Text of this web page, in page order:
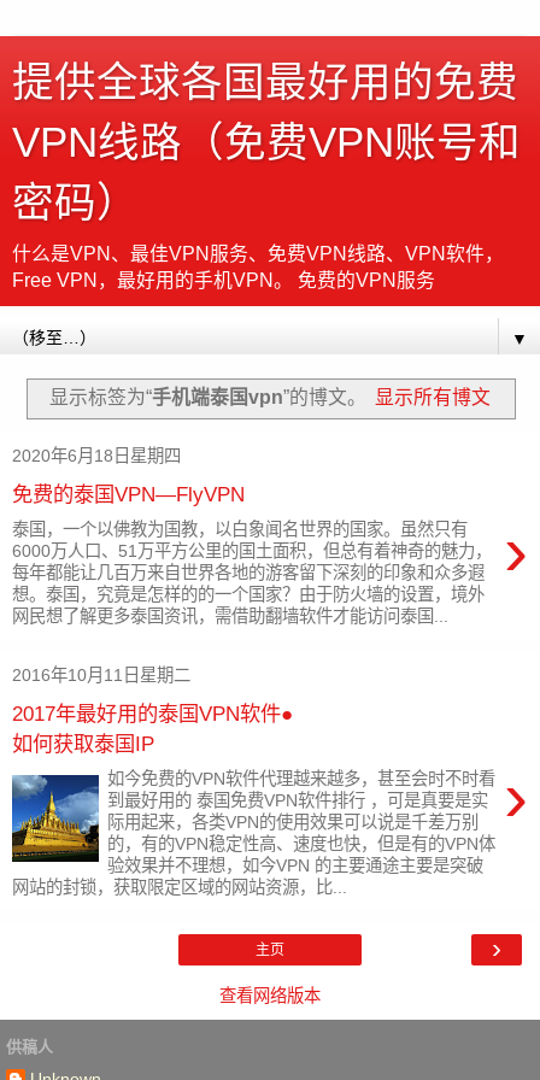
提供全球各国最好用的免费
VPN线路（免费VPN账号和
密码）
什么是VPN、最佳VPN服务、免费VPN线路、VPN软件，
Free VPN，最好用的手机VPN。 免费的VPN服务
▼
显示标签为“手机端泰国vpn”的博文。 显示所有博文
2020年6月18日星期四
免费的泰国VPN—FlyVPN
›
泰国，一个以佛教为国教，以白象闻名世界的国家。虽然只有
6000万人口、51万平方公里的国土面积，但总有着神奇的魅力，
每年都能让几百万来自世界各地的游客留下深刻的印象和众多遐
想。泰国，究竟是怎样的的一个国家？由于防火墙的设置，境外
网民想了解更多泰国资讯，需借助翻墙软件才能访问泰国...
2016年10月11日星期二
2017年最好用的泰国VPN软件●
如何获取泰国IP
›
如今免费的VPN软件代理越来越多，甚至会时不时看
到最好用的 泰国免费VPN软件排行 ，可是真要是实
际用起来，各类VPN的使用效果可以说是千差万别
的，有的VPN稳定性高、速度也快，但是有的VPN体
验效果并不理想，如今VPN 的主要通途主要是突破
网站的封锁，获取限定区域的网站资源，比...
›
主页
查看网络版本
供稿人